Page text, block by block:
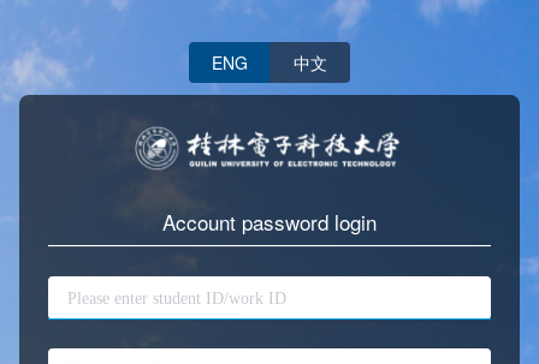
ENG 中文
Account password login